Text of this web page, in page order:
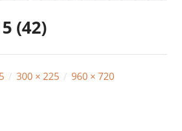
(42)
/ 300 × 225 / 960 × 720